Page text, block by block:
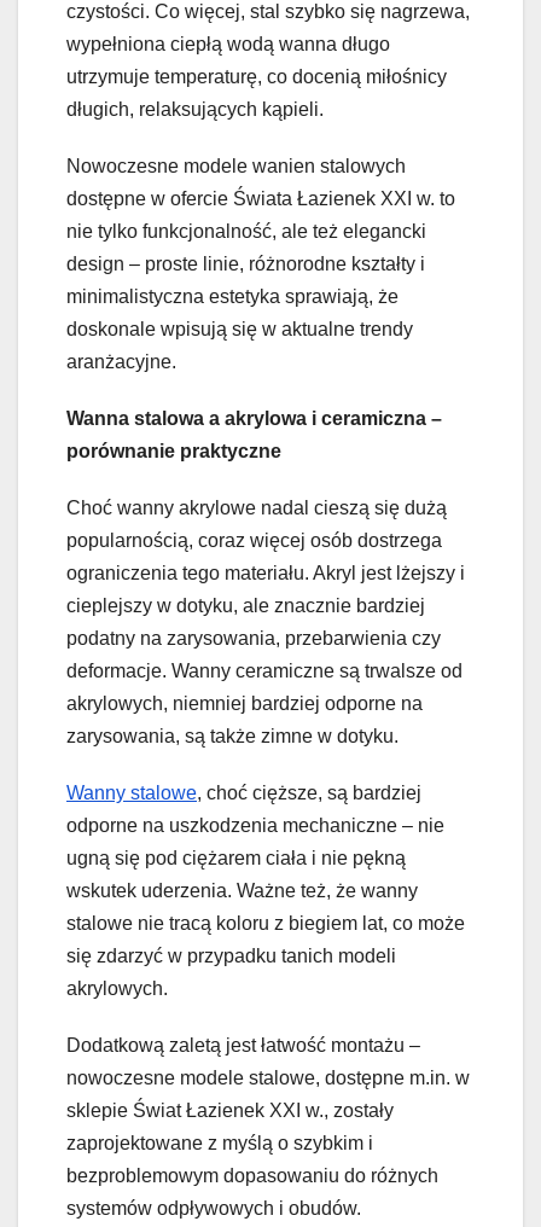
czystości. Co więcej, stal szybko się nagrzewa,
wypełniona ciepłą wodą wanna długo
utrzymuje temperaturę, co docenią miłośnicy
długich, relaksujących kąpieli.
Nowoczesne modele wanien stalowych
dostępne w ofercie Świata Łazienek XXI w. to
nie tylko funkcjonalność, ale też elegancki
design – proste linie, różnorodne kształty i
minimalistyczna estetyka sprawiają, że
doskonale wpisują się w aktualne trendy
aranżacyjne.
Wanna stalowa a akrylowa i ceramiczna –
porównanie praktyczne
Choć wanny akrylowe nadal cieszą się dużą
popularnością, coraz więcej osób dostrzega
ograniczenia tego materiału. Akryl jest lżejszy i
cieplejszy w dotyku, ale znacznie bardziej
podatny na zarysowania, przebarwienia czy
deformacje. Wanny ceramiczne są trwalsze od
akrylowych, niemniej bardziej odporne na
zarysowania, są także zimne w dotyku.
Wanny stalowe, choć cięższe, są bardziej
odporne na uszkodzenia mechaniczne – nie
ugną się pod ciężarem ciała i nie pękną
wskutek uderzenia. Ważne też, że wanny
stalowe nie tracą koloru z biegiem lat, co może
się zdarzyć w przypadku tanich modeli
akrylowych.
Dodatkową zaletą jest łatwość montażu –
nowoczesne modele stalowe, dostępne m.in. w
sklepie Świat Łazienek XXI w., zostały
zaprojektowane z myślą o szybkim i
bezproblemowym dopasowaniu do różnych
systemów odpływowych i obudów.